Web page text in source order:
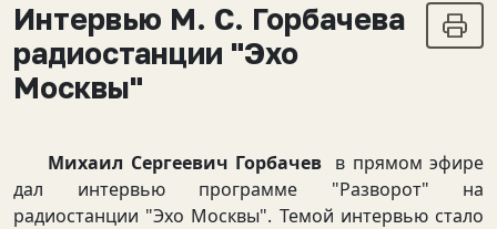
Интервью М. С. Горбачева
радиостанции "Эхо
Москвы"
Михаил Сергеевич Горбачевв прямом эфире
дал интервью программе "Разворот" на
радиостанции "Эхо Москвы". Темой интервью стало